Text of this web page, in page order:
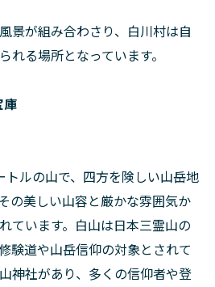
景が組み合わさり、白川村は自
れる場所となっています。
庫
トルの山で、四方を険しい山岳地
の美しい山容と厳かな雰囲気か
ています。白山は日本三霊山の
験道や山岳信仰の対象とされて
神社があり、多くの信仰者や登